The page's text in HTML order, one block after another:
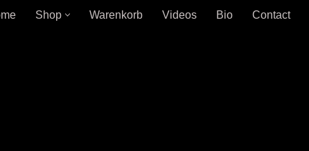
Shop Warenkorb Videos Bio Contact